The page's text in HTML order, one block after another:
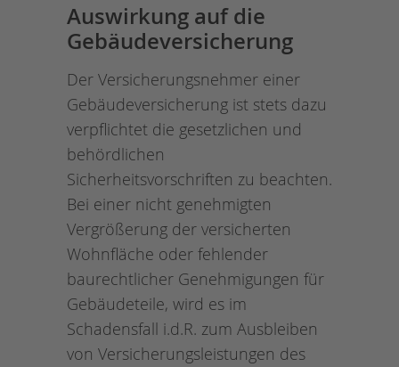
Auswirkung auf die
Gebäudeversicherung
Der Versicherungsnehmer einer
Gebäudeversicherung ist stets dazu
verpflichtet die gesetzlichen und
behördlichen
Sicherheitsvorschriften zu beachten.
Bei einer nicht genehmigten
Vergrößerung der versicherten
Wohnfläche oder fehlender
baurechtlicher Genehmigungen für
Gebäudeteile, wird es im
Schadensfall i.d.R. zum Ausbleiben
von Versicherungsleistungen des